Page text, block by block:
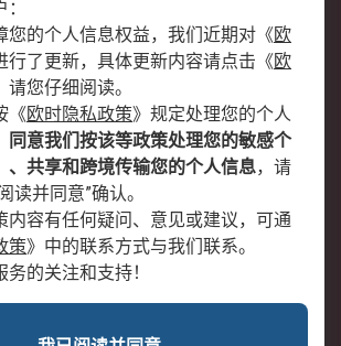
账户和付款
全球办事处
新闻中心
您的个人信息权益，我们近期对 《欧
行了更新，具体更新内容请点击 《欧
请您仔细阅读。
《欧时隐私政策》 规定处理您的个人
同意我们按该等政策处理您的敏感个
、共享和跨境传输您的个人信息，请
读并同意”确认。
内容有任何疑问、意见或建议，可通
策》 中的联系方式与我们联系。
的关注和支持！